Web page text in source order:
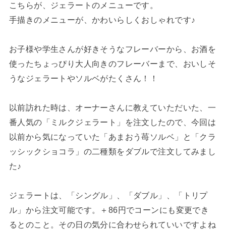
こちらが、ジェラートのメニューです。
手描きのメニューが、かわいらしくおしゃれです♪
お子様や学生さんが好きそうなフレーバーから、お酒を
使ったちょっぴり大人向きのフレーバーまで、おいしそ
うなジェラートやソルベがたくさん！！
以前訪れた時は、オーナーさんに教えていただいた、一
番人気の「ミルクジェラート」を注文したので、今回は
以前から気になっていた「あまおう苺ソルベ」と「クラ
ッシックショコラ」の二種類をダブルで注文してみまし
た♪
ジェラートは、「シングル」、「ダブル」、「トリプ
ル」から注文可能です。＋86円でコーンにも変更でき
るとのこと。その日の気分に合わせられていいですよね